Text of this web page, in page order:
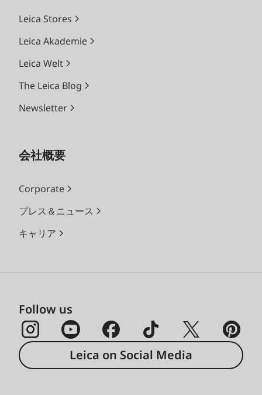
Leica Stores
Leica Akademie
Leica Welt
The Leica Blog
Newsletter
会社概要
Corporate
プレス＆ニュース
キャリア
Follow us
Leica on Social Media